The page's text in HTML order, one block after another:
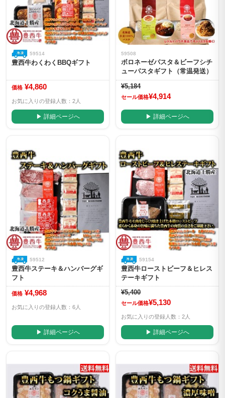
59514
豊西牛わくわくBBQギフト
価格 ¥4,860
お気に入りの登録人数：2人
▶ 詳細ページへ
59508
ボロネーゼパスタ＆ビーフシチ
ューパスタギフト（常温発送）
¥5,184
セール価格¥4,914
▶ 詳細ページへ
59512
豊西牛ステーキ＆ハンバーグギ
フト
価格 ¥4,968
お気に入りの登録人数：6人
▶ 詳細ページへ
59154
豊西牛ローストビーフ＆ヒレス
テーキギフト
¥5,400
セール価格¥5,130
お気に入りの登録人数：2人
▶ 詳細ページへ